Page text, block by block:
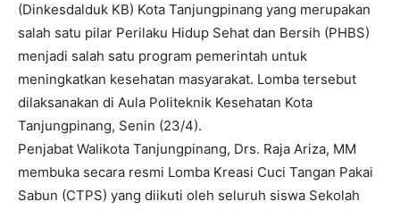
(Dinkesdalduk KB) Kota Tanjungpinang yang merupakan
salah satu pilar Perilaku Hidup Sehat dan Bersih (PHBS)
menjadi salah satu program pemerintah untuk
meningkatkan kesehatan masyarakat. Lomba tersebut
dilaksanakan di Aula Politeknik Kesehatan Kota
Tanjungpinang, Senin (23/4).
Penjabat Walikota Tanjungpinang, Drs. Raja Ariza, MM
membuka secara resmi Lomba Kreasi Cuci Tangan Pakai
Sabun (CTPS) yang diikuti oleh seluruh siswa Sekolah